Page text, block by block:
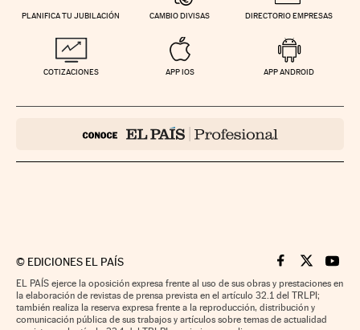
PLANIFICA TU JUBILACIÓN CAMBIO DIVISAS DIRECTORIO EMPRESAS
COTIZACIONES APP IOS APP ANDROID
© EDICIONES EL PAÍS Cinco Días en
Cinco Días
Cinco
EL PAÍS ejerce la oposición expresa frente al uso de sus obras y prestaciones en
la elaboración de revistas de prensa prevista en el artículo 32.1 del TRLPI;
también realiza la reserva expresa frente a la reproducción, distribución y
comunicación pública de sus trabajos y artículos sobre temas de actualidad